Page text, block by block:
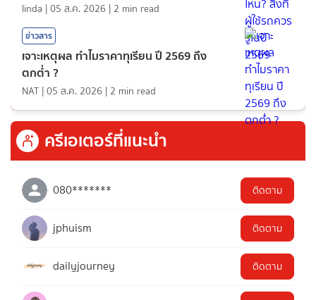
linda |05 ส.ค. 2026 | 2 min read
ข่าวสาร
เจาะเหตุผล ทำไมราคาทุเรียน ปี 2569 ถึง
ตกต่ำ ?
NAT |05 ส.ค. 2026 | 2 min read
ครีเอเตอร์ที่แนะนำ
080******* ติดตาม
jphuism ติดตาม
dailyjourney ติดตาม